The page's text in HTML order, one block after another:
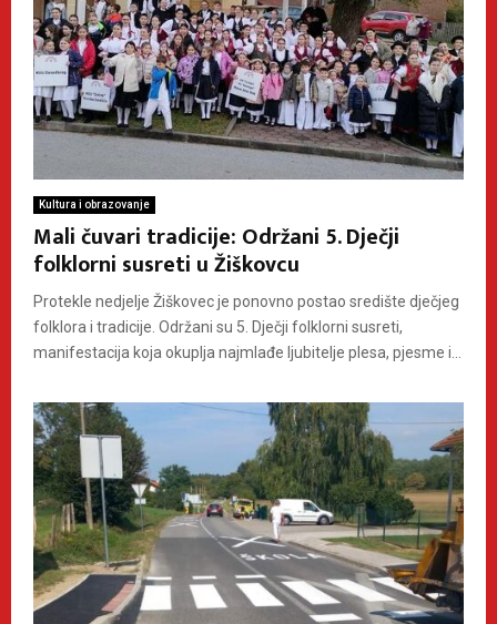
Kultura i obrazovanje
Mali čuvari tradicije: Održani 5. Dječji
folklorni susreti u Žiškovcu
Protekle nedjelje Žiškovec je ponovno postao središte dječjeg
folklora i tradicije. Održani su 5. Dječji folklorni susreti,
manifestacija koja okuplja najmlađe ljubitelje plesa, pjesme i...